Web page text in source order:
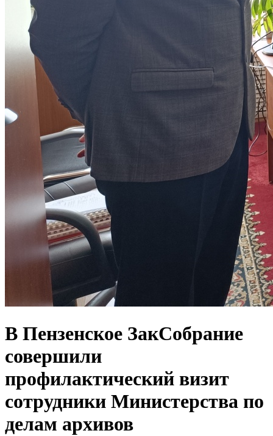
В Пензенское ЗакСобрание
совершили
профилактический визит
сотрудники Министерства по
делам архивов